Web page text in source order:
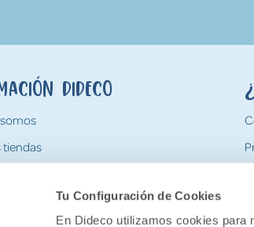
Tu Configuración de Cookies
En Dideco utilizamos cookies para
Dideco
tiendas
Dideco